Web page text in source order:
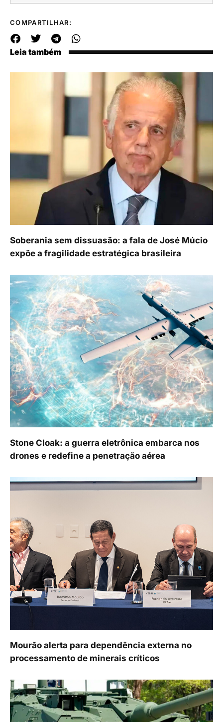
COMPARTILHAR:
Leia também
Soberania sem dissuasão: a fala de José Múcio
expõe a fragilidade estratégica brasileira
Stone Cloak: a guerra eletrônica embarca nos
drones e redefine a penetração aérea
Mourão alerta para dependência externa no
processamento de minerais críticos